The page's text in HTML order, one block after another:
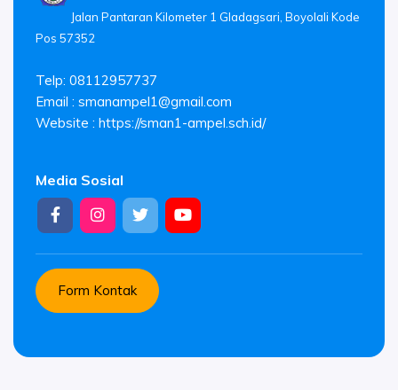
Jalan Pantaran Kilometer 1 Gladagsari, Boyolali Kode
Pos 57352
Telp: 08112957737
Email : smanampel1@gmail.com
Website : https://sman1-ampel.sch.id/
Media Sosial
Form Kontak